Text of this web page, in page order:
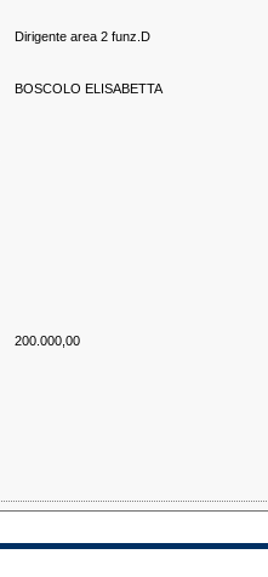
Dirigente area 2 funz.D
BOSCOLO ELISABETTA
200.000,00